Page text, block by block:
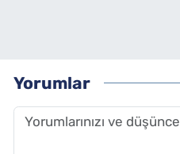
Yorumlar